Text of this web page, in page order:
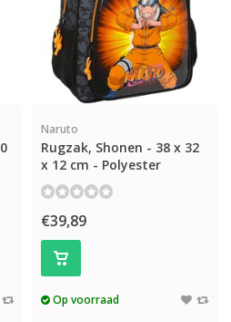
Naruto
Rugzak, Shonen - 38 x 32
x 12 cm - Polyester
€39,89
Op voorraad